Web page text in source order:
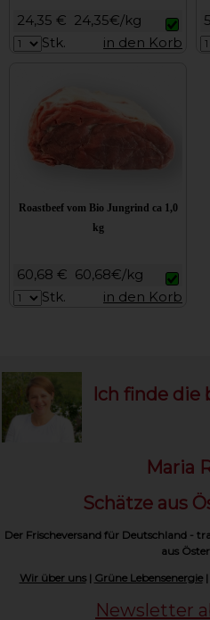
24,35 € 24,35€/kg
Stk.
in den Korb
Roastbeef vom Bio Jungrind ca 1,0
kg
60,68 € 60,68€/kg
Stk.
in den Korb
Ich finde
Maria
Schätze aus
Der Frischeversand für Deutschland -
aus
Wir über uns| Grüne Lebensenergie|
Newsletter